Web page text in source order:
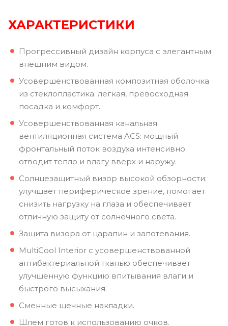
ХАРАКТЕРИСТИКИ
Прогрессивный дизайн корпуса с элегантным
внешним видом.
Усовершенствованная композитная оболочка
из стеклопластика: легкая, превосходная
посадка и комфорт.
Усовершенствованная канальная
вентиляционная система ACS: мощный
фронтальный поток воздуха интенсивно
отводит тепло и влагу вверх и наружу.
Солнцезащитный визор высокой обзорности:
улучшает периферическое зрение, помогает
снизить нагрузку на глаза и обеспечивает
отличную защиту от солнечного света.
Защита визора от царапин и запотевания.
MultiCool Interior с усовершенствованной
антибактериальной тканью обеспечивает
улучшенную функцию впитывания влаги и
быстрого высыхания.
Сменные щечные накладки.
Шлем готов к использованию очков.